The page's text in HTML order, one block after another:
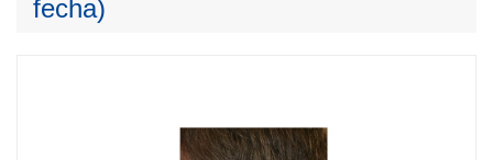
fecha)